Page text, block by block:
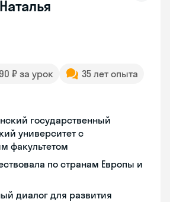
Наталья
₽ за урок
35 лет опыта
государственный
университет с
факультетом
по странам Европы и
диалог для развития